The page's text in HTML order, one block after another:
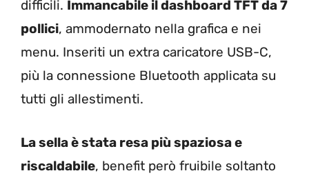
difficili. Immancabile il dashboard TFT da 7
pollici, ammodernato nella grafica e nei
menu. Inseriti un extra caricatore USB-C,
più la connessione Bluetooth applicata su
tutti gli allestimenti.
La sella è stata resa più spaziosa e
riscaldabile, benefit però fruibile soltanto